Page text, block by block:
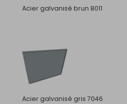
Acier galvanisé brun 8011
Acier galvanisé gris 7046